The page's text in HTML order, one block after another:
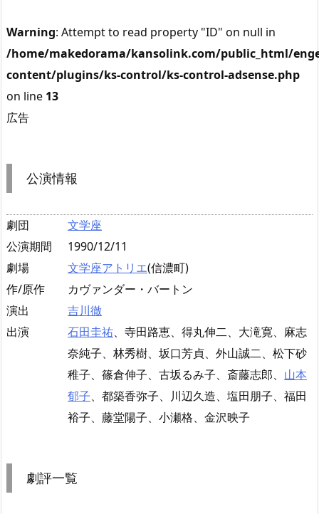
Warning: Attempt to read property "ID" on null in
/home/makedorama/kansolink.com/public_html/
content/plugins/ks-control/ks-control-adsense.php
on line 13
広告
公演情報
劇団
文学座
公演期間
1990/12/11
劇場
文学座アトリエ(信濃町)
作/原作
カヴァンダー・バートン
演出
吉川徹
出演
石田圭祐、寺田路恵、得丸伸二、大滝寛、麻志
奈純子、林秀樹、坂口芳貞、外山誠二、松下砂
稚子、篠倉伸子、古坂るみ子、斎藤志郎、 山本
郁子、都築香弥子、川辺久造、塩田朋子、福田
裕子、藤堂陽子、小瀬格、金沢映子
劇評一覧